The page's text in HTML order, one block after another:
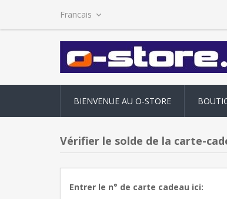
BIENVENUE AU O-STORE
Vérifier le solde de la carte-
Entrer le n° de carte cadeau ici: